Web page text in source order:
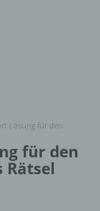
Lösung für den
für den
Rätsel